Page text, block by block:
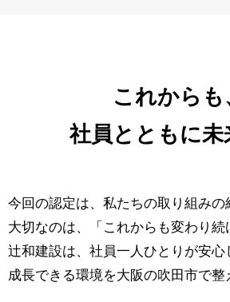
これからも
社員とともに未
今回の認定は、私たちの取り組みの
大切なのは、「これからも変わり続
辻和建設は、社員一人ひとりが安心
成長できる環境を大阪の吹田市で整